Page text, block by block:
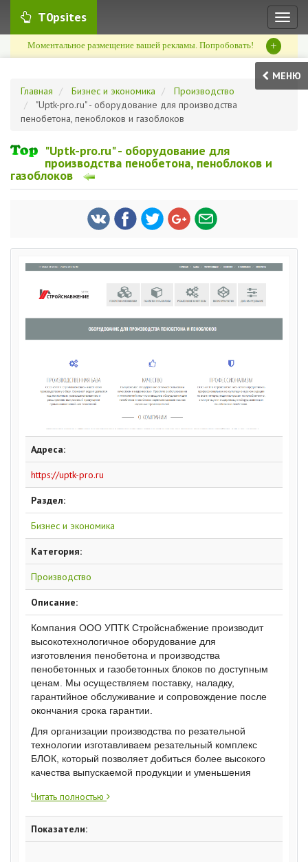
T0psites
Моментальное размещение вашей рекламы. Попробовать! +
МЕНЮ
Главная
Бизнес и экономика
Производство
"Uptk-pro.ru" - оборудование для производства
пенобетона, пеноблоков и газоблоков
"Uptk-pro.ru" - оборудование для
производства пенобетона, пеноблоков и
газоблоков
Адреса:
https://uptk-pro.ru
Раздел:
Бизнес и экономика
Категория:
Производство
Описание:
Компания ООО УПТК Стройснабжение производит
высокотехнологичное оборудование для
изготовления пенобетона и производства
пенобетонных и газобетонных блоков по доступным
ценам. Мы осуществляем поставку, наладку,
гарантийное обслуживание и сопровождение после
окончания срока гарантии.
Для организации производства по резательной
технологии изготавливаем резательный комплекс
БЛОК, который позволяет добиться более высокого
качества выпускаемой продукции и уменьшения
существующего производства.
Читать полностью
Показатели: